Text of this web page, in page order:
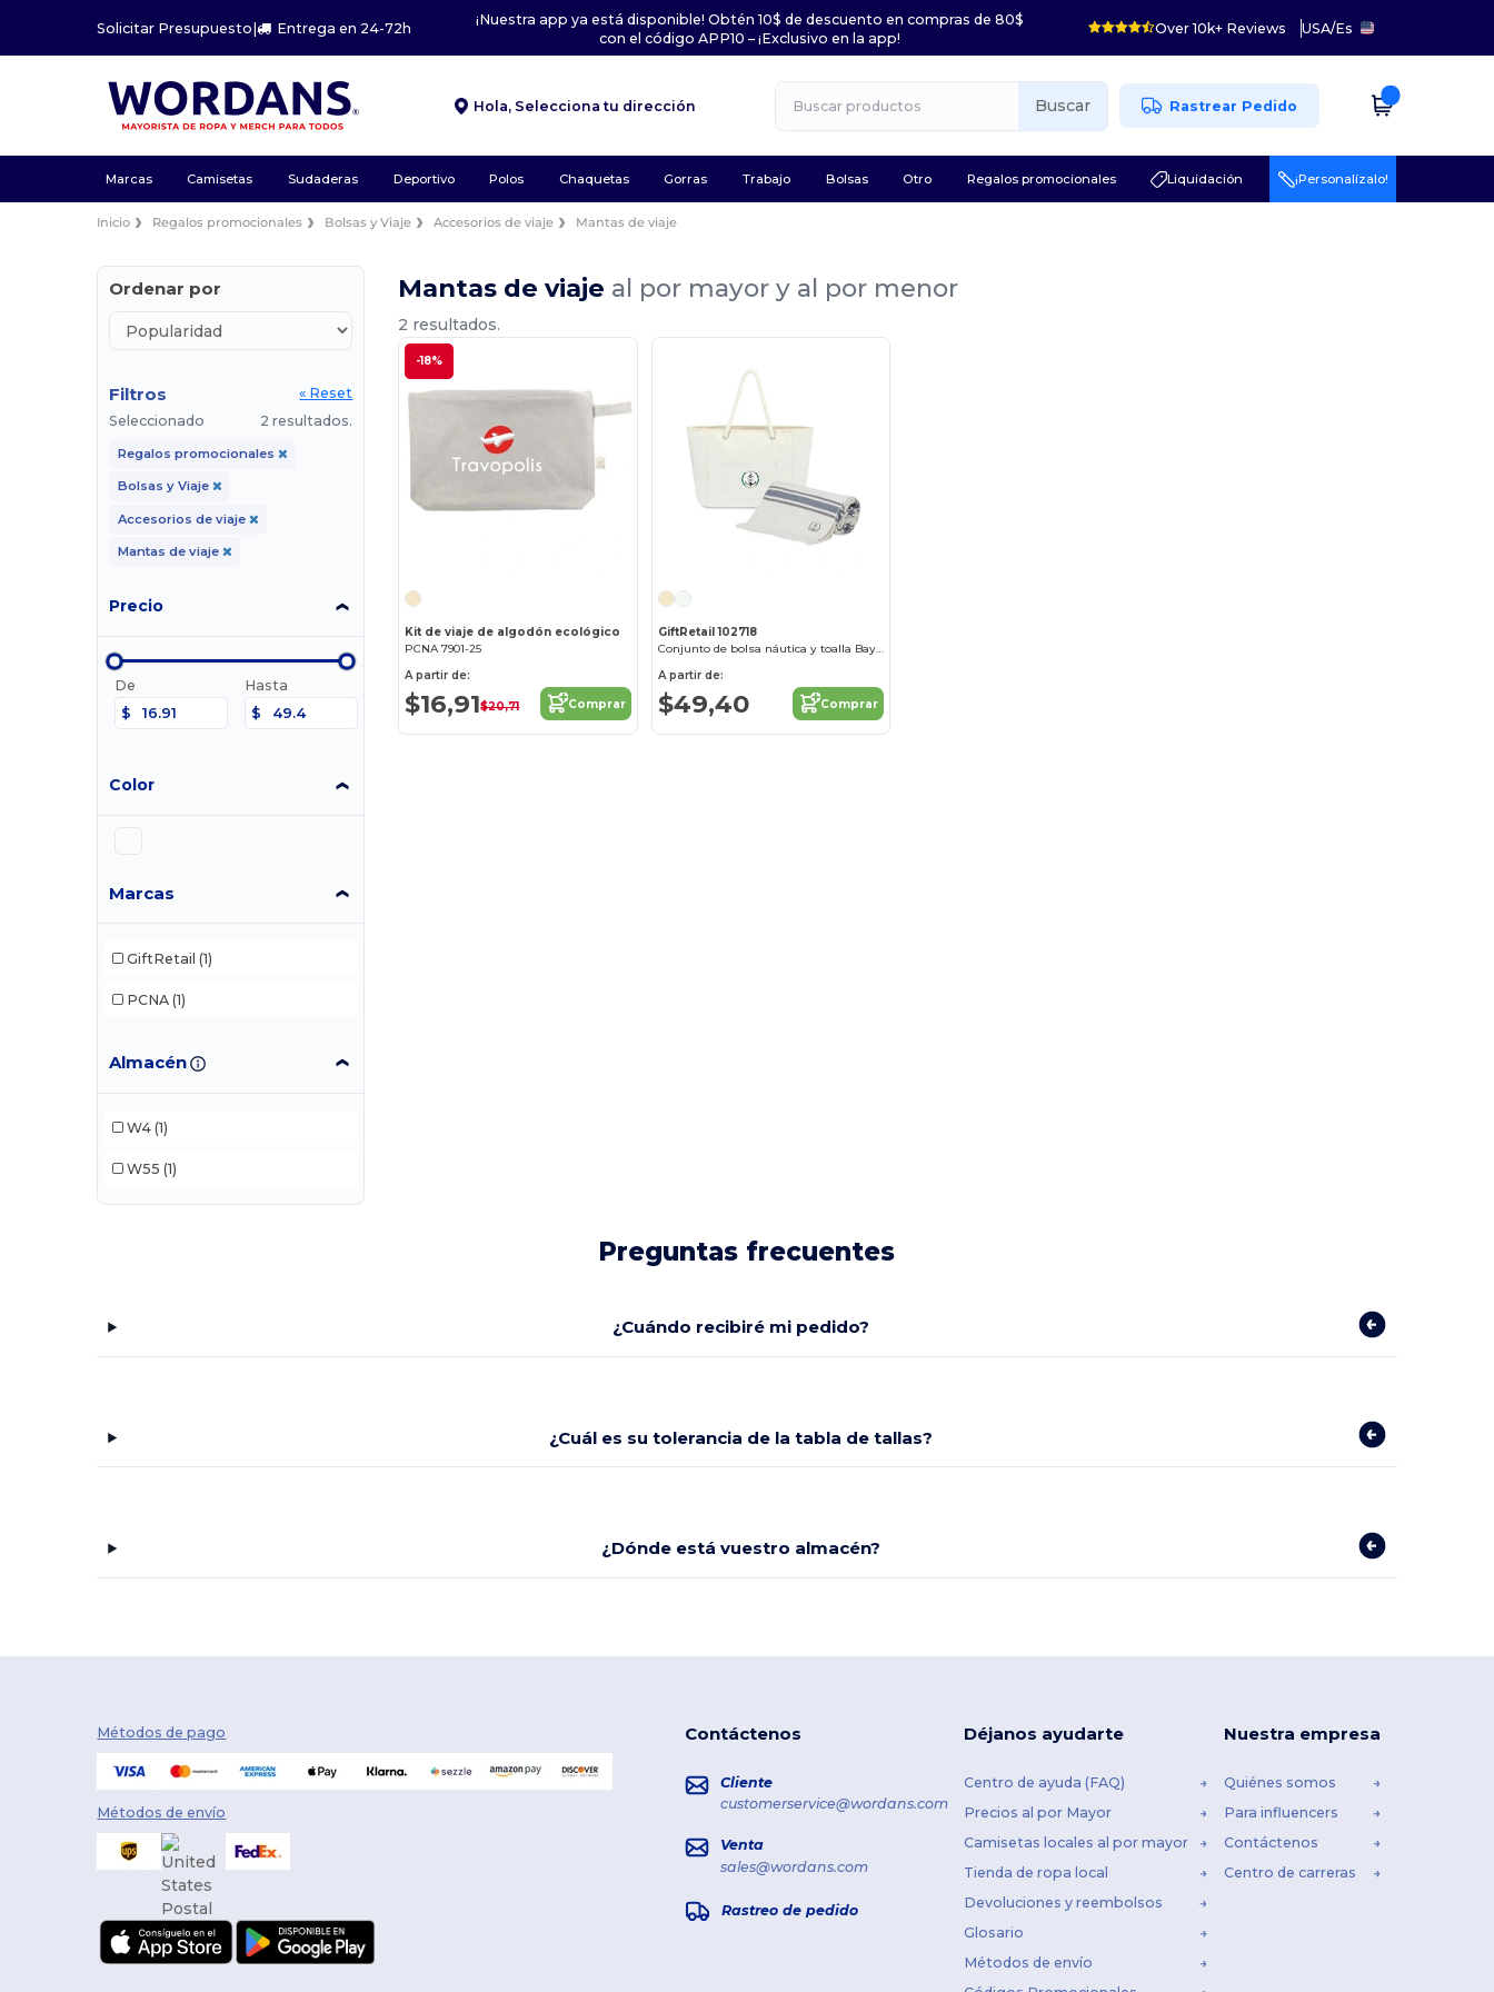
Solicitar Presupuesto| Entrega en 24-72h
¡Nuestra app ya está disponible! Obtén 10$ de descuento en compras de 80$
con el código APP10 – ¡Exclusivo en la app!
Over 10k+ Reviews USA/Es
Hola, Selecciona tu dirección Buscar Rastrear Pedido
Marcas Camisetas Sudaderas Deportivo Polos Chaquetas Gorras Trabajo Bolsas Otro Regalos promocionales Liquidación ¡Personalízalo!
Inicio Regalos promocionales Bolsas y Viaje Accesorios de viaje Mantas de viaje
Ordenar por
Filtros
« Reset
Seleccionado
2 resultados.
Regalos promocionales
Bolsas y Viaje
Accesorios de viaje
Mantas de viaje
Precio
De
$
Hasta
$
Color
Marcas
GiftRetail (1)
PCNA (1)
Almacén
W4 (1)
W55 (1)
Mantas de viaje al por mayor y al por menor
2 resultados.
-18%
Kit de viaje de algodón ecológico
PCNA 7901-25
A partir de:
$16,91$20,71 Comprar
GiftRetail 102718
Conjunto de bolsa náutica y toalla Bayside
A partir de:
$49,40 Comprar
Preguntas frecuentes
¿Cuándo recibiré mi pedido?
¿Cuál es su tolerancia de la tabla de tallas?
¿Dónde está vuestro almacén?
Métodos de pago
Métodos de envío
Contáctenos
Cliente
customerservice@wordans.com
Venta
sales@wordans.com
Rastreo de pedido
Déjanos ayudarte
Centro de ayuda (FAQ)
Precios al por Mayor
Camisetas locales al por mayor
Tienda de ropa local
Devoluciones y reembolsos
Glosario
Métodos de envío
Nuestra empresa
Quiénes somos
Para influencers
Contáctenos
Centro de carreras